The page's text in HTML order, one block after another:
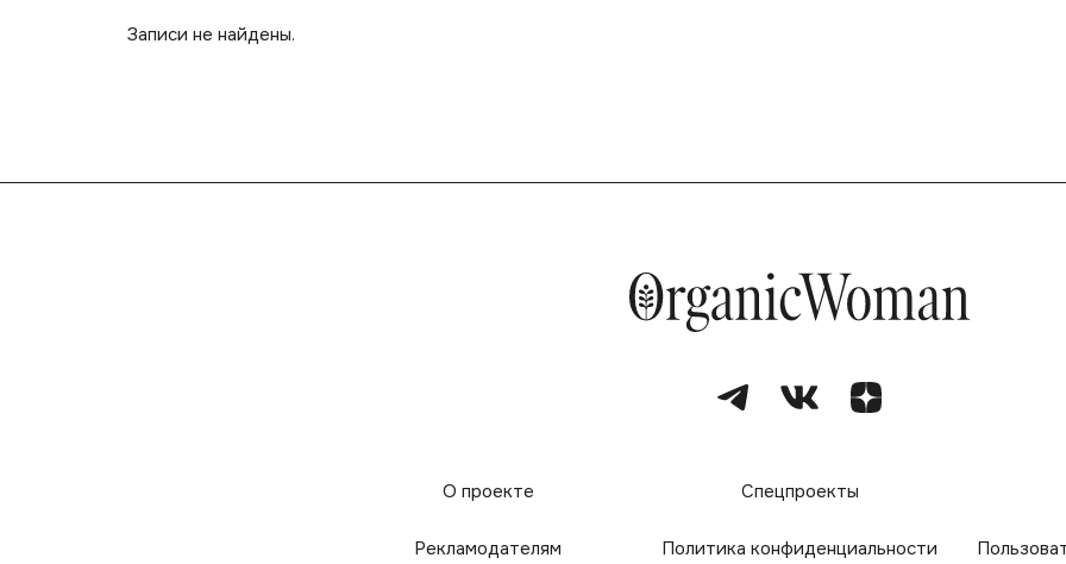
Записи не найдены.
О проекте Спецпроекты
Рекламодателям Политика конфиденциальности